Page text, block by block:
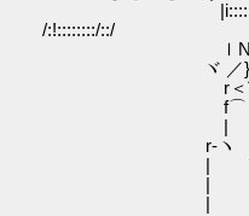
|i::::::::!::::
/:!::::::::/::/ アニメ
ｌN:ヽ:ヽ::',:::
ヾ ／}::}八::::
r＜¨ リ＼｀
f⌒ ＼ ＼ヽ
| ＼ ヽﾑ
r-ヽ ￣ )
| ＼ // /)
| (＞―‐'/
| ＼三三‐'